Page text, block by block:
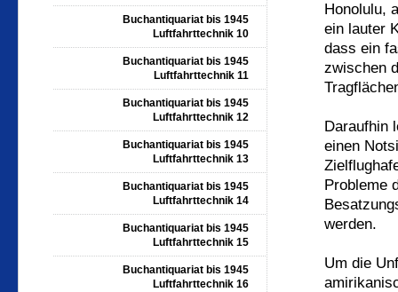
Honolulu,
ein lauter
dass ein
zwischen
Daraufhin
einen
Probleme
werden.
Um die
Buchantiquariat bis 1945
Luftfahrttechnik 10
Buchantiquariat bis 1945
Luftfahrttechnik 11
Buchantiquariat bis 1945
Luftfahrttechnik 12
Buchantiquariat bis 1945
Luftfahrttechnik 13
Buchantiquariat bis 1945
Luftfahrttechnik 14
Buchantiquariat bis 1945
Luftfahrttechnik 15
Buchantiquariat bis 1945
Luftfahrttechnik 16